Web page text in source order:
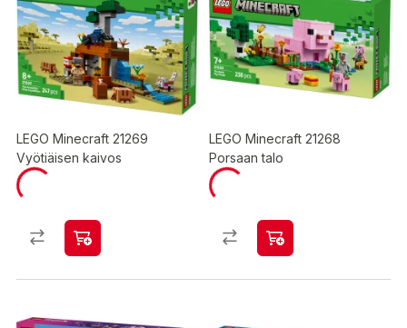
LEGO Minecraft 21269
Vyötiäisen kaivos
LEGO Minecraft 21268
Porsaan talo